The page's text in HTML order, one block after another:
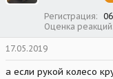
Регистрация
Оценка реакций
17.05.2019
а если рукой колесо